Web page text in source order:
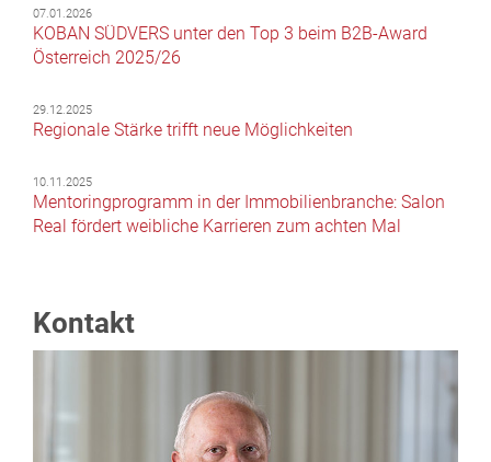
07.01.2026
KOBAN SÜDVERS unter den Top 3 beim B2B-Award
Österreich 2025/26
29.12.2025
Regionale Stärke trifft neue Möglichkeiten
10.11.2025
Mentoringprogramm in der Immobilienbranche: Salon
Real fördert weibliche Karrieren zum achten Mal
Kontakt